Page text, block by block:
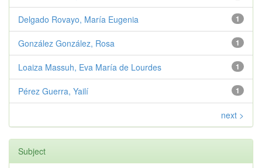
1
Delgado Rovayo, María Eugenia
1
González González, Rosa
1
Loaiza Massuh, Eva María de Lourdes
1
Pérez Guerra, Yailí
next >
Subject